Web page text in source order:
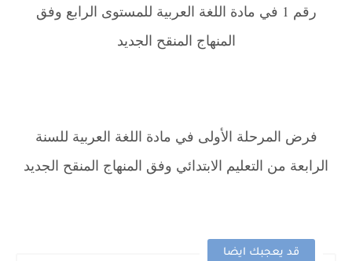
رقم 1 في مادة اللغة العربية للمستوى الرابع وفق
المنهاج المنقح الجديد
فرض المرحلة الأولى في مادة اللغة العربية للسنة
الرابعة من التعليم الابتدائي وفق المنهاج المنقح الجديد
قد يعجبك ايضا